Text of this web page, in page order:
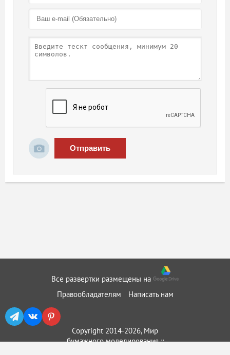
Отправить
Все развертки размещены на
Правообладателям
Написать нам
Copyright 2014-2026, Мир
бумажного моделирования ::